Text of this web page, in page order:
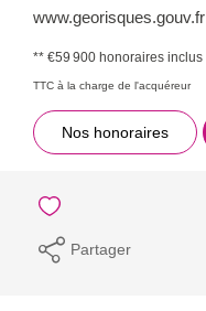
www.georisques.gouv.fr
** €59 900 honoraires inclus
TTC à la charge de l'acquéreur
Nos honoraires
Partager